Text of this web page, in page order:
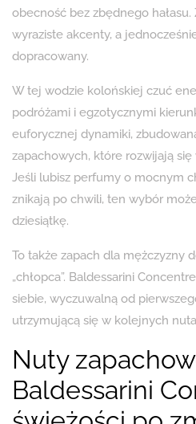
obecność bez zbędnego
wyraziste akcenty, a
dopracowany.
W tej wodzie kolońskiej czuć
podróżami i egzotycznymi
euforycznej dynamiki,
zapachowych, które rozwijają się
Jeśli lubisz perfumy o mocnym
znikają po chwili, ten wybór
dziesiątkę.
To także zapach dla mężczyzny
„chłopca”. Baldessarini
siebie, wyczuwalną od
utrzymującą się w kolejnych
Nuty
Baldessarini